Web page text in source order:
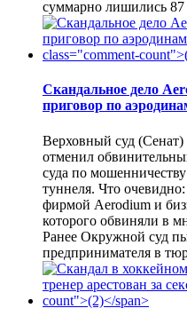
суммарно лишились
Скандальное дело
приговор по
Верховный суд
отменил
суда по
туннеля. Что
фирмой Aerodium и
которого обвиняли в
Ранее Окружной суд
предпринимателя в